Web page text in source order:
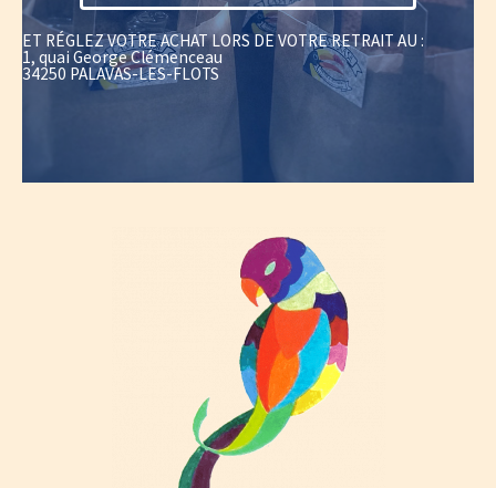
ET RÉGLEZ VOTRE ACHAT LORS DE VOTRE RETRAIT AU :
1, quai George Clémenceau
34250 PALAVAS-LES-FLOTS